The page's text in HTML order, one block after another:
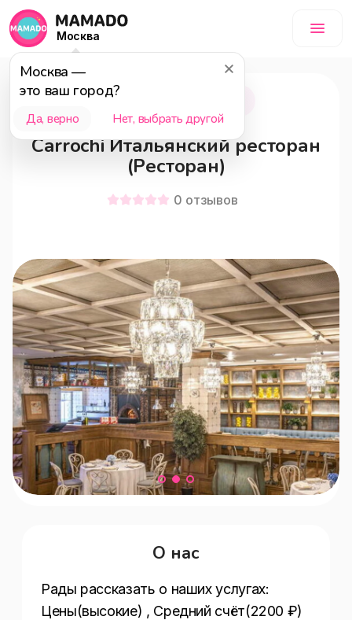
Москва
Москва —
это ваш город?
Да, верно Нет, выбрать другой
Москва
Carrochi Итальянский ресторан
(Ресторан)
0 отзывов
О нас
Рады рассказать о наших услугах:
Цены(высокие) , Средний счёт(2200 ₽)